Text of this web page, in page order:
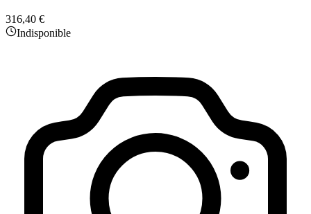
316,40 €
Indisponible